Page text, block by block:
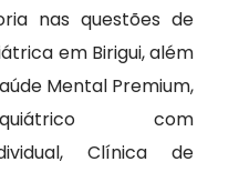
nas questões de
em Birigui, além
Mental Premium,
com
Clínica de